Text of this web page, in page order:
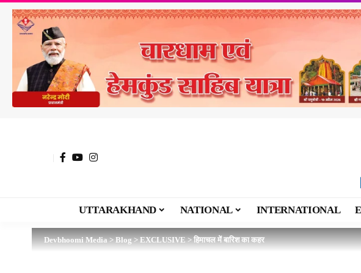
UTTARAKHAND NATIONAL INTERNATIONAL
Devbhoomi Media>Blog>EXCLUSIVE>हिमाचल में बारिश का कहर